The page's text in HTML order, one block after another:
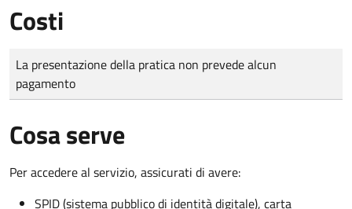
Costi
Tipo di pagamento
Importo
La presentazione della pratica non prevede alcun
pagamento
Cosa serve
Per accedere al servizio, assicurati di avere:
SPID (sistema pubblico di identità digitale), carta